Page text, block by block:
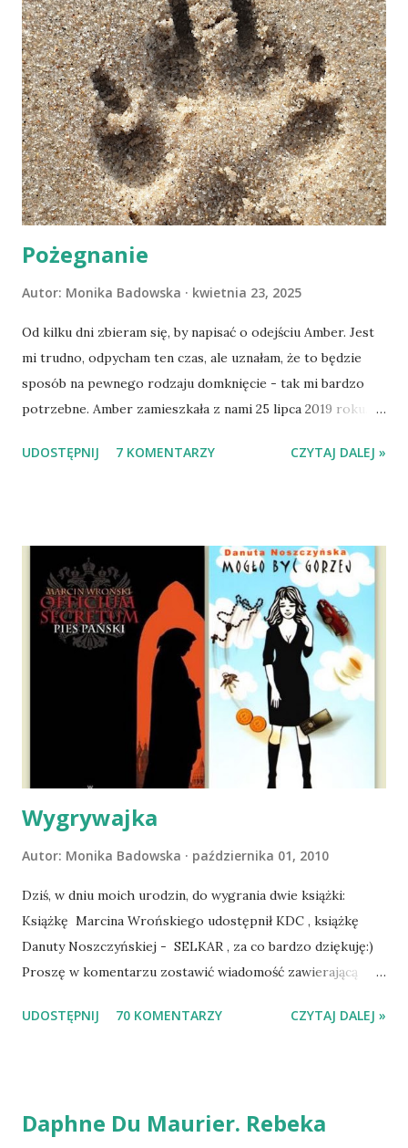
Pożegnanie
Autor: Monika Badowska kwietnia 23, 2025
Od kilku dni zbieram się, by napisać o odejściu Amber. Jest
mi trudno, odpycham ten czas, ale uznałam, że to będzie
sposób na pewnego rodzaju domknięcie - tak mi bardzo
potrzebne. Amber zamieszkała z nami 25 lipca 2019 roku.
Mazowieckim, pojechaliśmy na wizytę zapoznawczą, a kilka
wspólnego życia przeczytacie TUTAJ i TUTAJ . Gdy już
nieco okrzepliśmy w codzienności z psem, a Amber - z
ludźmi i kotami, pojawił się pomysł na wspólny jesienny
wyjazd w Beskid Niski. Zanim to jednak się stało psica miała
atak padaczki, co spowodowało, że wyjazd odwołaliśmy,
wdrożyliśmy leczenie i od nowa zaczęliśmy oswajać z nami i
wspólnym życiem zdezorientowanego chorobą psa. Udało
się ustabilizować zawirowania zdrowotne i wówczas
zaczęliśmy się cieszyć sobą wzajemnie już na 100%.
Dopier...
UDOSTĘPNIJ 7 KOMENTARZY CZYTAJ DALEJ »
Wygrywajka
Autor: Monika Badowska października 01, 2010
Dziś, w dniu moich urodzin, do wygrania dwie książki:
Książkę Marcina Wrońskiego udostępnił KDC , książkę
Danuty Noszczyńskiej - SELKAR , za co bardzo dziękuję:)
Proszę w komentarzu zostawić wiadomość zawierającą
Losowanie odbędzie się w niedzielę o 8:00. Zapraszam
UDOSTĘPNIJ 70 KOMENTARZY CZYTAJ DALEJ »
Daphne Du Maurier. Rebeka